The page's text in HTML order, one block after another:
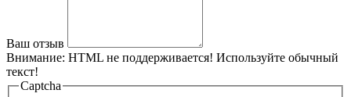
Ваш отзыв
Внимание: HTML не поддерживается! Используйте обычный
текст!
Captcha